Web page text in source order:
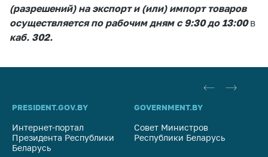
обращения
Сообщить о росте
Сообщить о росте
изделия
Контакты
Адрес и режим
(разрешений) на экспорт и (или) импорт товаров
осуществляется по рабочим дням с 9:30 до 13:00в
каб. 302.
PRESIDENT.GOV.BY
Интернет-портал
Президента Республики
Беларусь
GOVERNMENT.BY
Совет Министров
Республики Беларусь